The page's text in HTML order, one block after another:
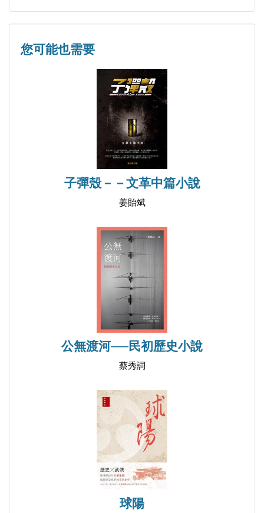
煉獄淨火
尾聲
您可能也需要
子彈殼－－文革中篇小說
姜貽斌
公無渡河──民初歷史小說
蔡秀詞
球陽